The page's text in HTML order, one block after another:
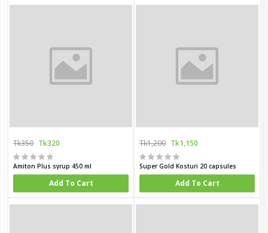
Tk350 Tk320
Amiton Plus syrup 450 ml
Add To Cart
Tk1,200 Tk1,150
Super Gold Kosturi 20 capsules
Add To Cart